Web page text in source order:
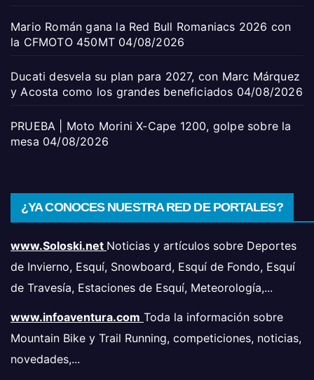
Mario Román gana la Red Bull Romaniacs 2026 con
la CFMOTO 450MT 04/08/2026
Ducati desvela su plan para 2027, con Marc Márquez
y Acosta como los grandes beneficiados 04/08/2026
PRUEBA | Moto Morini X-Cape 1200, golpe sobre la
mesa 04/08/2026
¿YA CONOCES NUESTRA RED DE PORTALES?
www.Soloski.net Noticias y artículos sobre Deportes
de Invierno, Esquí, Snowboard, Esquí de Fondo, Esquí
de Travesía, Estaciones de Esquí, Meteorología,...
www.infoaventura.com Toda la información sobre
Mountain Bike y Trail Running, competiciones, noticias,
novedades,...